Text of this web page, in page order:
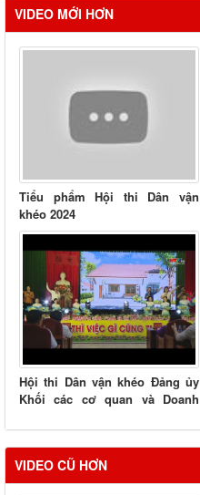
VIDEO MỚI HƠN
Tiểu phẩm Hội thi Dân vận
khéo 2024
Hội thi Dân vận khéo Đảng ủy
Khối các cơ quan và Doanh
VIDEO CŨ HƠN